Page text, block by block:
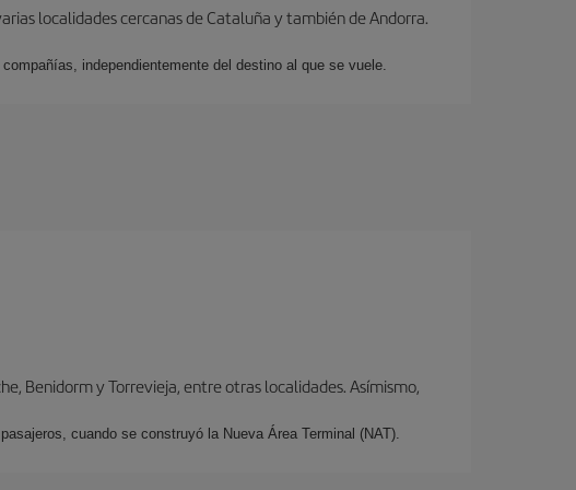
localidades cercanas de Cataluña y también de Andorra.
independientemente del destino al que se vuele.
Benidorm y Torrevieja, entre otras localidades. Asímismo,
cuando se construyó la Nueva Área Terminal (NAT).